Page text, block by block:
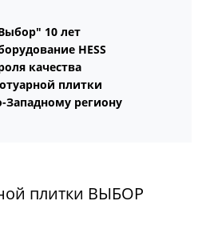
10 лет
HESS
качества
плитки
Западному региону
плитки ВЫБОР